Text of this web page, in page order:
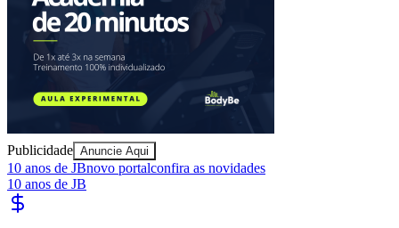
Sport
Publicidade Anuncie Aqui
10 anos de JBnovo portalconfira as novidades
10 anos de JB